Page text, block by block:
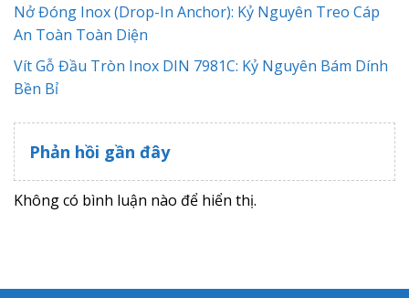
Nở Đóng Inox (Drop-In Anchor): Kỷ Nguyên Treo Cáp
An Toàn Toàn Diện
Vít Gỗ Đầu Tròn Inox DIN 7981C: Kỷ Nguyên Bám Dính
Bền Bỉ
Phản hồi gần đây
Không có bình luận nào để hiển thị.